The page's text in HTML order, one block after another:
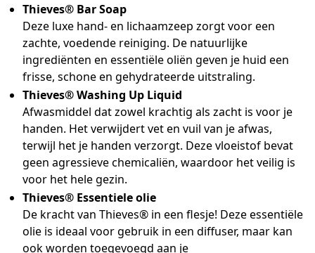
Thieves® Bar Soap
Deze luxe hand- en lichaamzeep zorgt voor een
zachte, voedende reiniging. De natuurlijke
ingrediënten en essentiële oliën geven je huid een
frisse, schone en gehydrateerde uitstraling.
Thieves® Washing Up Liquid
Afwasmiddel dat zowel krachtig als zacht is voor je
handen. Het verwijdert vet en vuil van je afwas,
terwijl het je handen verzorgt. Deze vloeistof bevat
geen agressieve chemicaliën, waardoor het veilig is
voor het hele gezin.
Thieves® Essentiele olie
De kracht van Thieves® in een flesje! Deze essentiële
olie is ideaal voor gebruik in een diffuser, maar kan
ook worden toegevoegd aan je